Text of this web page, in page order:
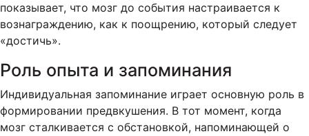
показывает, что мозг до события настраивается к
вознаграждению, как к поощрению, который следует
«достичь».
Роль опыта и запоминания
Индивидуальная запоминание играет основную роль в
формировании предвкушения. В тот момент, когда
мозг сталкивается с обстановкой, напоминающей о